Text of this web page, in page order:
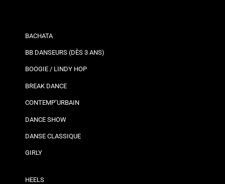
BACHATA
BB DANSEURS (DÈS 3 ANS)
BOOGIE / LINDY HOP
BREAK DANCE
CONTEMP’URBAIN
DANCE SHOW
DANSE CLASSIQUE
GIRLY
HEELS